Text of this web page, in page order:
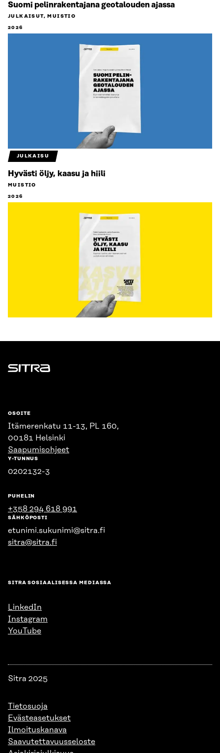
Suomi pelinrakentajana geotalouden ajassa
JULKAISUT, MUISTIO
2026
JULKAISU
Hyvästi öljy, kaasu ja hiili
MUISTIO
2026
Sitra
OSOITE
Itämerenkatu 11-13, PL 160,
00181 Helsinki
Saapumisohjeet
Y-TUNNUS
0202132-3
PUHELIN
+358 294 618 991
SÄHKÖPOSTI
etunimi.sukunimi@sitra.fi
sitra@sitra.fi
SITRA SOSIAALISESSA MEDIASSA
LinkedIn
Instagram
YouTube
Sitra 2025
Tietosuoja
Evästeasetukset
Ilmoituskanava
Saavutettavuusseloste